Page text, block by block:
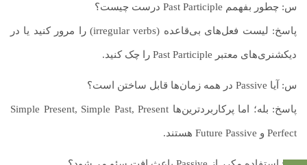
س: چطور بفهمم Past Participle درست چیست؟
پاسخ: لیست فعل‌های بی‌قاعده (irregular verbs) را مرور کنید یا در
دیکشنری‌های معتبر Past Participle را چک کنید.
س: آیا Passive در همه زمان‌ها قابل ساختن است؟
پاسخ: بله؛ اما پرکاربردترین‌ها Simple Present, Simple Past, Present
Perfect و Future Passive هستند.